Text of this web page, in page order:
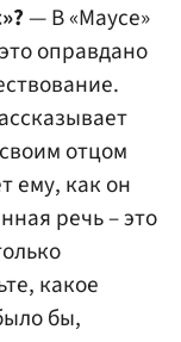
— В «Маусе»
оправдано
отцом
ему, как он
речь – это
какое
бы,